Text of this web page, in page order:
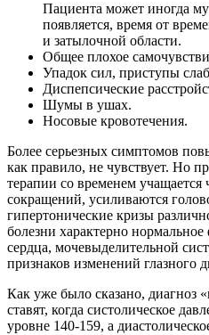
Пациента может иногда
появляется, время от
и затылочной области.
Общее плохое
Упадок сил, приступы
Диспепсические
Шумы в ушах.
Носовые кровотечения.
Более серьезных симптомов
как правило, не чувствует. Но
терапии со временем учащается
сокращений, усиливаются
гипертонические кризы
болезни характерно
сердца, мочевыделительной
признаков изменений глазного
Как уже было сказано, диагноз
ставят, когда систолическое
уровне 140-159, а